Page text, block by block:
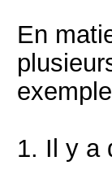
En
1. Il y a